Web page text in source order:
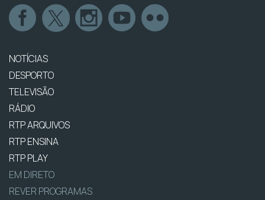
NOTÍCIAS
DESPORTO
TELEVISÃO
RÁDIO
RTP ARQUIVOS
RTP ENSINA
RTP PLAY
EM DIRETO
REVER PROGRAMAS